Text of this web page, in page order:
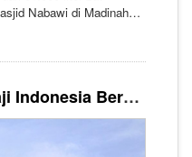
Nabawi di Madinah
menyeluruh dari area
Tahun 2030, Kuota Haji Indonesia Berpeluang Naik Hingga 2 Kali Lipat